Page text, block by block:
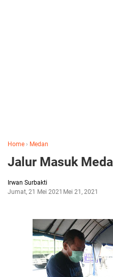
Home › Medan
Jalur Masuk
Irwan Surbakti
Jumat, 21 Mei 2021 Mei 21, 2021